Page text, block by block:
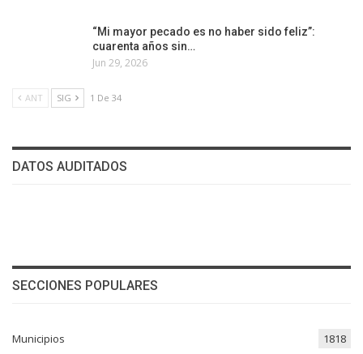
“Mi mayor pecado es no haber sido feliz”:
cuarenta años sin…
Jun 29, 2026
ANT SIG 1 De 34
DATOS AUDITADOS
SECCIONES POPULARES
Municipios 1818